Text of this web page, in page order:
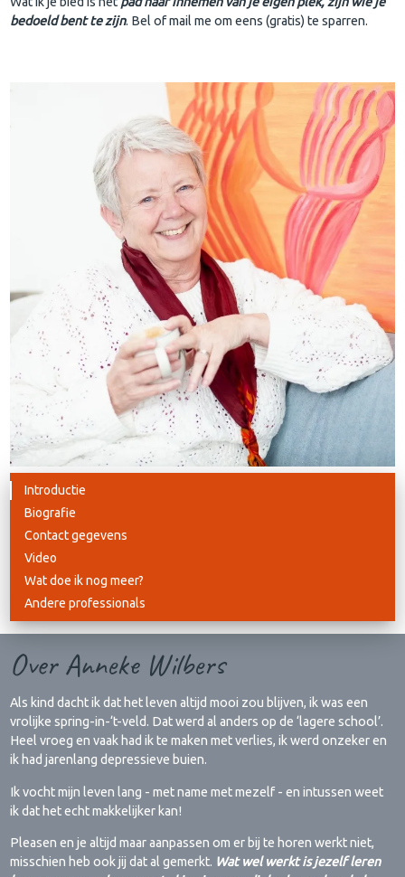
bedoeld bent te zijn. Bel of mail me om eens (gratis) te sparren.
Introductie
Biografie
Contact gegevens
Video
Wat doe ik nog meer?
Andere professionals
Over Anneke Wilbers
Als kind dacht ik dat het leven altijd mooi zou blijven, ik was een
vrolijke spring-in-‘t-veld. Dat werd al anders op de ‘lagere school’.
Heel vroeg en vaak had ik te maken met verlies, ik werd onzeker en
ik had jarenlang depressieve buien.
Ik vocht mijn leven lang - met name met mezelf - en intussen weet
ik dat het echt makkelijker kan!
Pleasen en je altijd maar aanpassen om er bij te horen werkt niet,
misschien heb ook jij dat al gemerkt. Wat wel werkt is jezelf leren